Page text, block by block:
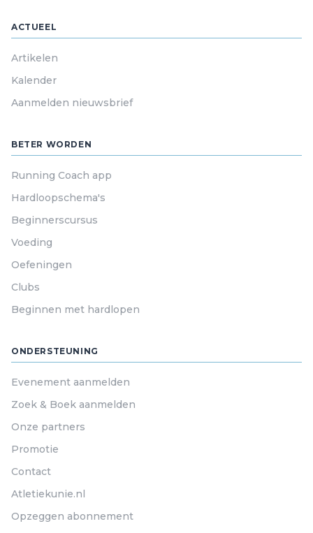
ACTUEEL
Artikelen
Kalender
Aanmelden nieuwsbrief
BETER WORDEN
Running Coach app
Hardloopschema's
Beginnerscursus
Voeding
Oefeningen
Clubs
Beginnen met hardlopen
ONDERSTEUNING
Evenement aanmelden
Zoek & Boek aanmelden
Onze partners
Promotie
Contact
Atletiekunie.nl
Opzeggen abonnement